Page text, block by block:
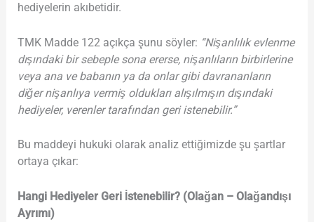
hediyelerin akıbetidir.
TMK Madde 122 açıkça şunu söyler: “Nişanlılık evlenme
dışındaki bir sebeple sona ererse, nişanlıların birbirlerine
veya ana ve babanın ya da onlar gibi davrananların
diğer nişanlıya vermiş oldukları alışılmışın dışındaki
hediyeler, verenler tarafından geri istenebilir.”
Bu maddeyi hukuki olarak analiz ettiğimizde şu şartlar
ortaya çıkar:
Hangi Hediyeler Geri İstenebilir? (Olağan – Olağandışı
Ayrımı)